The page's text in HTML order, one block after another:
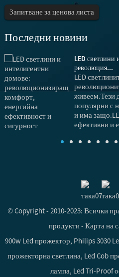
Запитване за ценова листа
Последни новини
LED светлини
революция...
LED
живеем.Тези
популярни с
и има
ефективни и
© Copyright - 2010-2023: Всички
продукти- Карта на
900w Led прожектор, Philips 3030
прожекторна светлина, Led Cob
лампа, Led Tri-Proof